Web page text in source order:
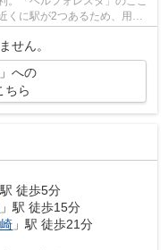
くに駅が2つあるため、用途
せん。
への
ちら
駅 徒歩5分
」駅 徒歩15分
」駅 徒歩21分